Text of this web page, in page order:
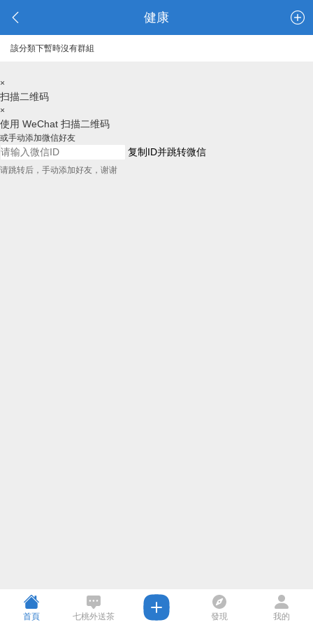
健康
該分類下暫時沒有群組
×
扫描二维码
×
使用 WeChat 扫描二维码
或手动添加微信好友
复制ID并跳转微信
请跳转后，手动添加好友，谢谢
首頁 七桃外送茶 發現 我的